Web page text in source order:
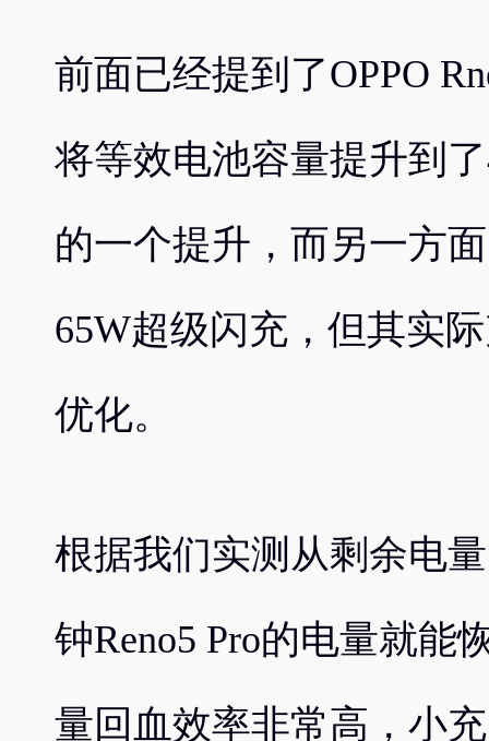
前面已经提到了OPPO
将等效电池容量提升到
的一个提升，而另一方
65W超级闪充，但其实
优化。
根据我们实测从剩余电
钟Reno5 Pro的电量就能
量回血效率非常高，小